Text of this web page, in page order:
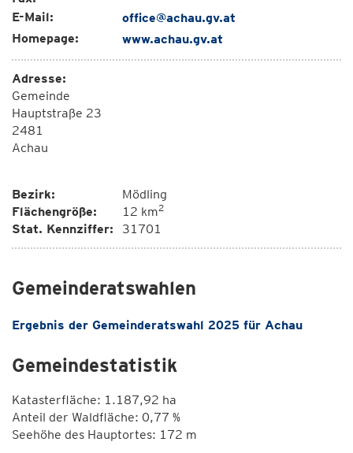
E-Mail:
office@achau.gv.at
Homepage:
www.achau.gv.at
Adresse:
Gemeinde
Hauptstraße 23
2481
Achau
Bezirk:
Mödling
Flächengröße:
12 km2
Stat. Kennziffer: 31701
Gemeinderatswahlen
Ergebnis der Gemeinderatswahl 2025 für Achau
Gemeindestatistik
Katasterfläche: 1.187,92 ha
Anteil der Waldfläche: 0,77 %
Seehöhe des Hauptortes: 172 m